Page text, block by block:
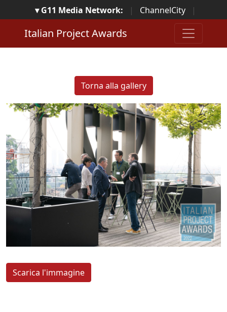
▾ G11 Media Network: | ChannelCity
|
ImpresaCity | SecurityOpenLab | Italian Channel
Awards | Italian Project Awards
Italian Security
Awards | ...
Italian Project Awards
Torna alla gallery
Scarica l'immagine